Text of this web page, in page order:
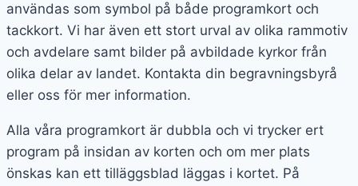
användas som symbol på både programkort och
tackkort. Vi har även ett stort urval av olika rammotiv
och avdelare samt bilder på avbildade kyrkor från
olika delar av landet. Kontakta din begravningsbyrå
eller oss för mer information.
Alla våra programkort är dubbla och vi trycker ert
program på insidan av korten och om mer plats
önskas kan ett tilläggsblad läggas i kortet. På